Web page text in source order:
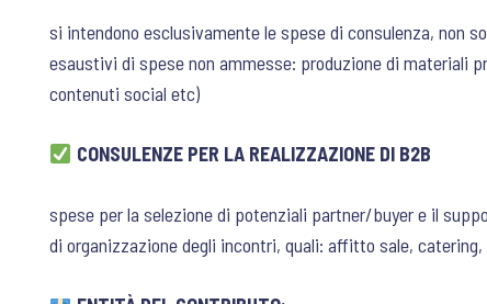
si intendono esclusivamente le spese di consulenza, non
esaustivi di spese non ammesse: produzione di materiali
contenuti social etc)
CONSULENZE PER LA REALIZZAZIONE DI B2B
spese per la selezione di potenziali partner/buyer e il
di organizzazione degli incontri, quali: affitto sale,